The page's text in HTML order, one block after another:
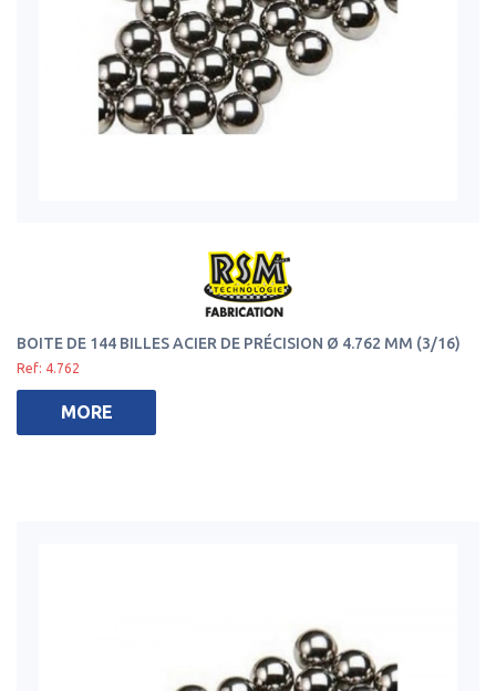
BOITE DE 144 BILLES ACIER DE PRÉCISION Ø 4.762 MM (3/16)
Ref: 4.762
MORE